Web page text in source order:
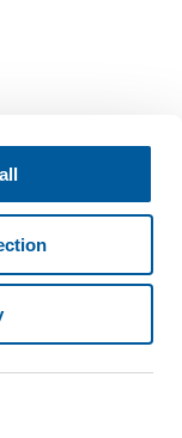
© 2026 Fatra, a.s. •